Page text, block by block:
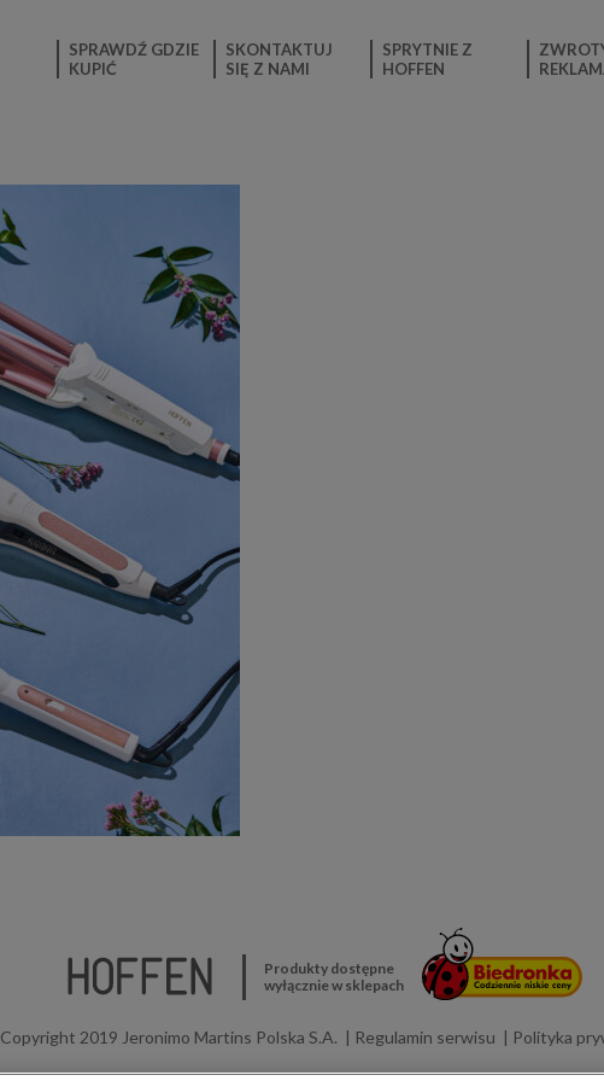
SPRAWDŹ GDZIE
KUPIĆ
SKONTAKTUJ
SIĘ Z NAMI
SPRYTNIE Z
HOFFEN
Produkty dostępne
wyłącznie w sklepach
Copyright 2019 Jeronimo Martins Polska S.A. Regulamin serwisu Polityka